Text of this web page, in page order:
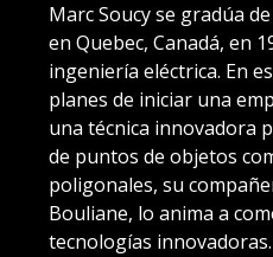
Marc Soucy se gradúa
en Quebec, Canadá, en
ingeniería eléctrica. En
planes de iniciar una
una técnica innovadora
de puntos de objetos
poligonales, su
Bouliane, lo anima a
tecnologías innovadoras.